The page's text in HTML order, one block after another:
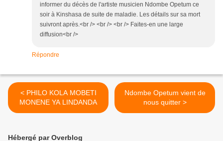
informer du décès de l'artiste musicien Ndombe Opetum ce
soir à Kinshasa de suite de maladie. Les détails sur sa mort
suivront après.<br /> <br /> <br /> Faites-en une large
diffusion<br />
Répondre
< PHILO KOLA MOBETI
MONENE YA LINDANDA
Ndombe Opetum vient de
nous quitter >
Hébergé par Overblog